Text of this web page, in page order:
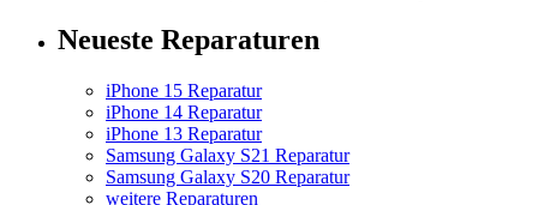
Neueste Reparaturen
iPhone 15 Reparatur
iPhone 14 Reparatur
iPhone 13 Reparatur
Samsung Galaxy S21 Reparatur
Samsung Galaxy S20 Reparatur
weitere Reparaturen